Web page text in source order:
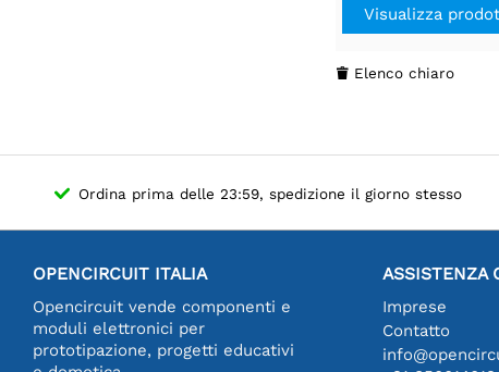
Visualizza
 Elenco chiaro
Ordina prima delle 23:59, spedizione il giorno stesso
OPENCIRCUIT ITALIA
Opencircuit vende componenti e
moduli elettronici per
prototipazione, progetti educativi
ASSISTENZA
Imprese
Contatto